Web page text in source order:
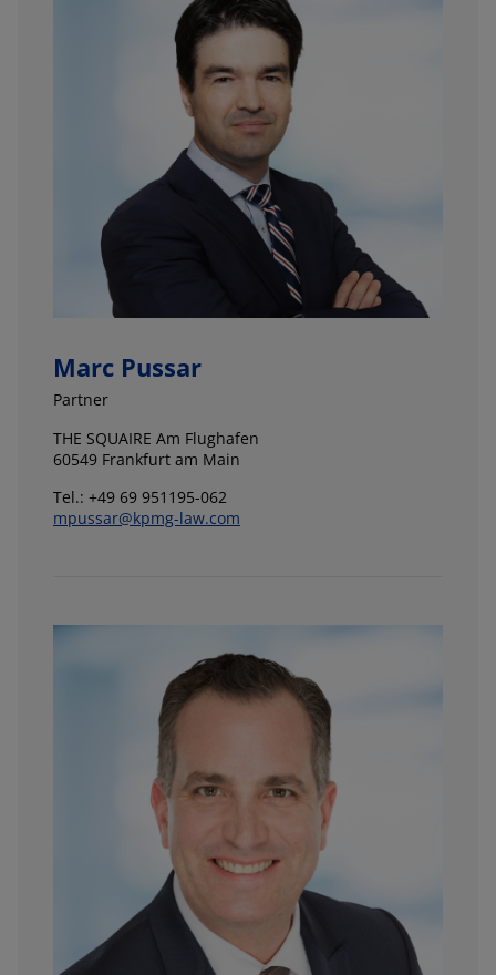
Marc Pussar
Partner
THE SQUAIRE Am Flughafen
60549 Frankfurt am Main
Tel.: +49 69 951195-062
mpussar@kpmg-law.com